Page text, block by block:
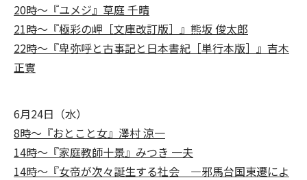
20時～『ユメジ』草庭 千晴
21時～『極彩の岬［文庫改訂版］』熊坂 俊太郎
22時～『卑弥呼と古事記と日本書紀［単行本版］』吉木
正實
6月24日（水）
8時～『おとこと女』澤村 涼一
14時～『家庭教師十景』みつき 一夫
14時～『女帝が次々誕生する社会 ―邪馬台国東遷によ